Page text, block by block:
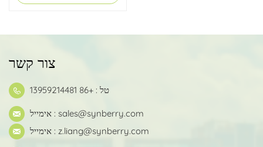
צור קשר
טל : +86 13959214481
אימייל : sales@synberry.com
אימייל : z.liang@synberry.com